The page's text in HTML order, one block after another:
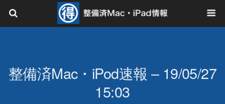
整備済Mac・iPod速報 – 19/05/27
15:03